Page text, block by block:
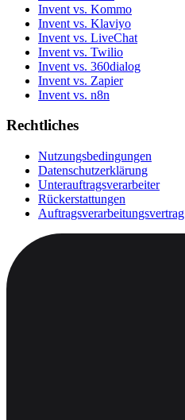
Invent vs. Kommo
Invent vs. Klaviyo
Invent vs. LiveChat
Invent vs. Twilio
Invent vs. 360dialog
Invent vs. Zapier
Invent vs. n8n
Rechtliches
Nutzungsbedingungen
Datenschutzerklärung
Unterauftragsverarbeiter
Rückerstattungen
Auftragsverarbeitungsvertrag